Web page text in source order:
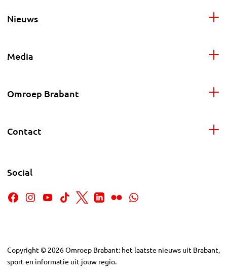
Nieuws
Media
Omroep Brabant
Contact
Social
Copyright © 2026Omroep Brabant: het laatste nieuws uit Brabant,
sport en informatie uit jouw regio.